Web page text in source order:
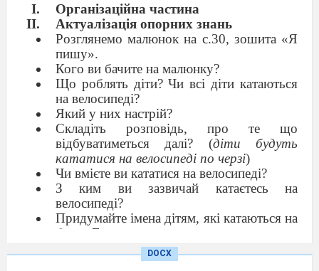
Організаційна частина
Актуалізація опорних знань
Розглянемо малюнок на с.30, зошита «Я
пишу».
Кого ви бачите на малюнку?
Що роблять діти? Чи всі діти катаються
на велосипеді?
Який у них настрій?
Складіть розповідь, про те що
відбуватиметься далі? (діти будуть
кататися на велосипеді по черзі)
Чи вмієте ви кататися на велосипеді?
З ким ви зазвичай катаєтесь на
велосипеді?
Придумайте імена дітям, які катаються на
букву Е.
Вивчення нового матеріалу
Аналіз рукописної букви. Виконання
DOCX